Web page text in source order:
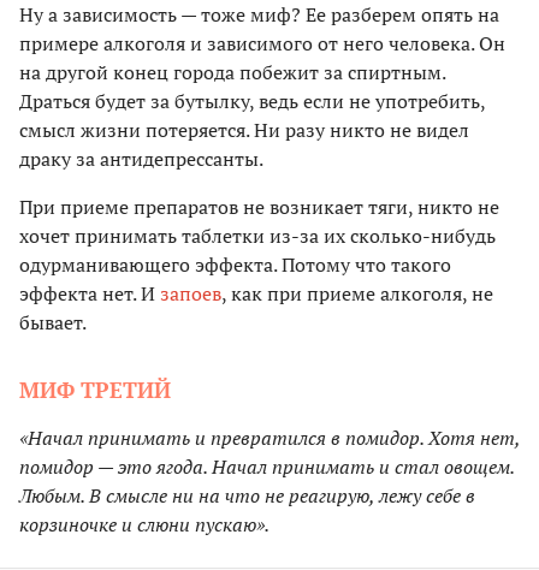
Ну а зависимость — тоже миф? Ее разберем опять на
примере алкоголя и зависимого от него человека. Он
на другой конец города побежит за спиртным.
Драться будет за бутылку, ведь если не употребить,
смысл жизни потеряется. Ни разу никто не видел
драку за антидепрессанты.
При приеме препаратов не возникает тяги, никто не
хочет принимать таблетки из-за их сколько-нибудь
одурманивающего эффекта. Потому что такого
эффекта нет. Изапоев, как при приеме алкоголя, не
бывает.
МИФ ТРЕТИЙ
«Начал принимать и превратился в помидор. Хотя нет,
помидор — это ягода. Начал принимать и стал овощем.
Любым. В смысле ни на что не реагирую, лежу себе в
корзиночке и слюни пускаю».